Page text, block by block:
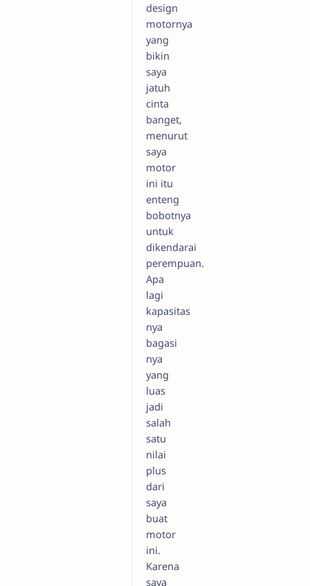
design
motornya
yang
bikin
saya
jatuh
cinta
banget,
menurut
saya
motor
ini itu
enteng
bobotnya
untuk
dikendarai
perempuan.
Apa
lagi
kapasitas
nya
bagasi
nya
yang
luas
jadi
salah
satu
nilai
plus
dari
saya
buat
motor
ini.
Karena
saya